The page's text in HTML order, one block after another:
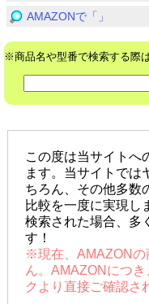
AMAZONで「」
※商品名や型番で検索する際
この度は当サイトへ
ます。当サイトでは
ちろん、その他多数
比較を一度に実現し
検索された場合、多
す！
※現在、AMAZONの
ん。AMAZONにつ
クより直接ご確認さ